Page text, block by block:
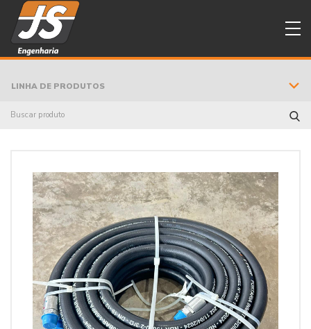
LINHA DE PRODUTOS